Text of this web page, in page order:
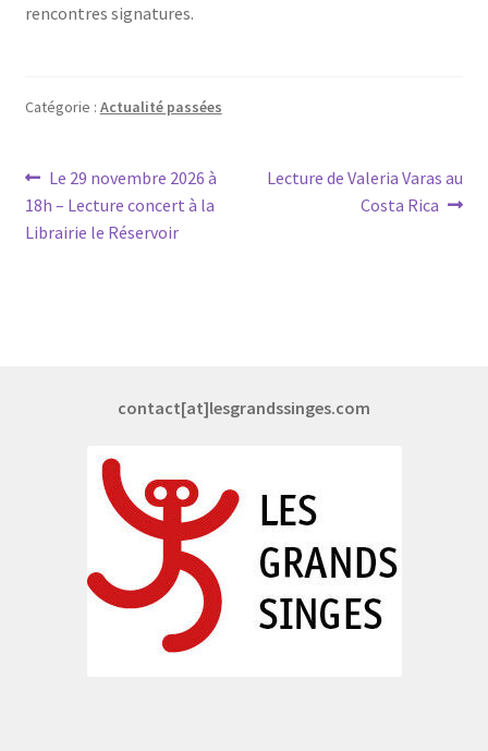
rencontres signatures.
Catégorie : Actualité passées
Navigation
de
Article
précédent :
Le 29 novembre 2026 à
18h – Lecture concert à la
Librairie le Réservoir
Article
Lecture de Valeria Varas au
Costa Rica
contact[at]lesgrandssinges.com